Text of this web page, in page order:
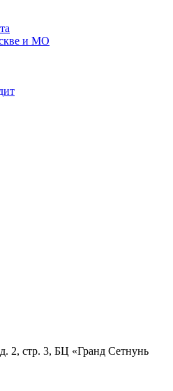
и МО
2, стр. 3, БЦ «Гранд Сетнунь